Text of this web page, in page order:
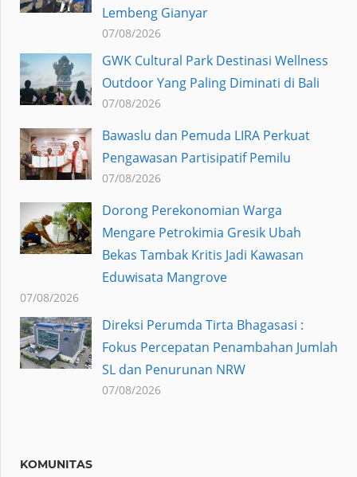
Lembeng Gianyar
07/08/2026
GWK Cultural Park Destinasi Wellness
Outdoor Yang Paling Diminati di Bali
07/08/2026
Bawaslu dan Pemuda LIRA Perkuat
Pengawasan Partisipatif Pemilu
07/08/2026
Dorong Perekonomian Warga
Mengare Petrokimia Gresik Ubah
Bekas Tambak Kritis Jadi Kawasan
Eduwisata Mangrove
07/08/2026
Direksi Perumda Tirta Bhagasasi :
Fokus Percepatan Penambahan Jumlah
SL dan Penurunan NRW
07/08/2026
KOMUNITAS